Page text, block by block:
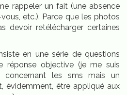
rappeler un fait (une absence
etc.). Parce que les photos
devoir retélécharger certaines
en une série de questions
réponse objective (je me suis
concernant les sms mais un
évidemment, être appliqué aux